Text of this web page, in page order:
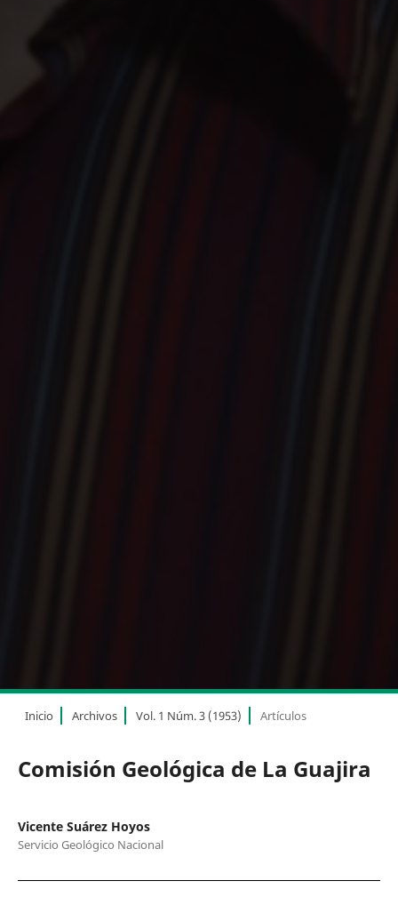
Inicio Archivos Vol. 1 Núm. 3 (1953) Artículos
Comisión Geológica de La Guajira
Vicente Suárez Hoyos
Servicio Geológico Nacional